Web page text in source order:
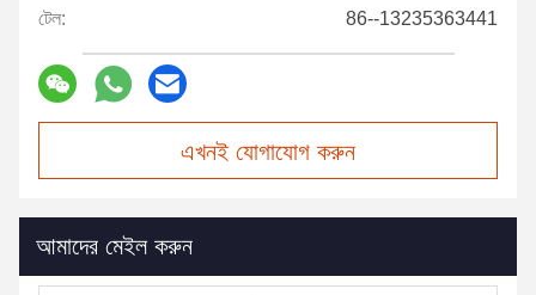
টেল: 86--13235363441
এখনই যোগাযোগ করুন
আমাদের মেইল করুন